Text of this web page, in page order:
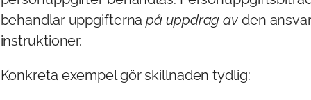
behandlar uppgifternapå uppdrag av den
instruktioner.
Konkreta exempel gör skillnaden tydlig: